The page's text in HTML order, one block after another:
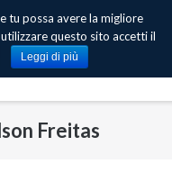
Freitas
tu possa avere la migliore
questo sito accetti il
Leggi di più